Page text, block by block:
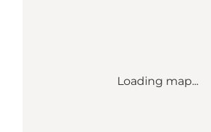
Loading map...